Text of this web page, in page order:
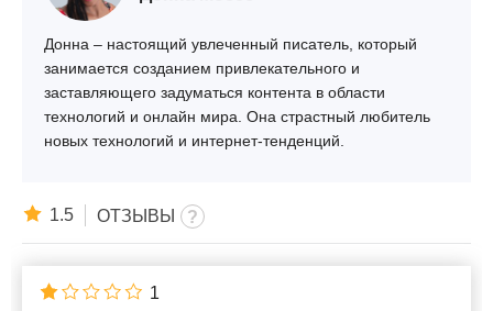
Донна – настоящий увлеченный писатель, который
занимается созданием привлекательного и
заставляющего задуматься контента в области
технологий и онлайн мира. Она страстный любитель
новых технологий и интернет-тенденций.
1.5 ОТЗЫВЫ
1